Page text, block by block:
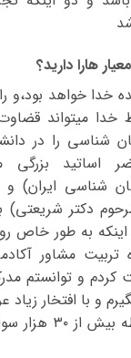
هارا دارید؟
خدا خواهد بود،و
میتواند
شناسی را در
اساتید بزرگی
شناسی ایران) و
دکتر شریعتی)
به طور خاص
تربیت مشاور
کردم و توانستم
و با افتخار
که تا بدین لحظه